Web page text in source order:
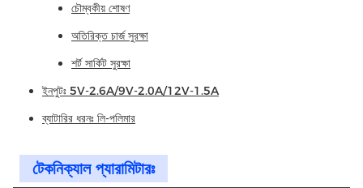
চৌম্বকীয় শোষণ
অতিরিক্ত চার্জ সুরক্ষা
শর্ট সার্কিট সুরক্ষা
ইনপুটঃ 5V-2.6A/9V-2.0A/12V-1.5A
ব্যাটারির ধরনঃ লি-পলিমার
টেকনিক্যাল প্যারামিটারঃ